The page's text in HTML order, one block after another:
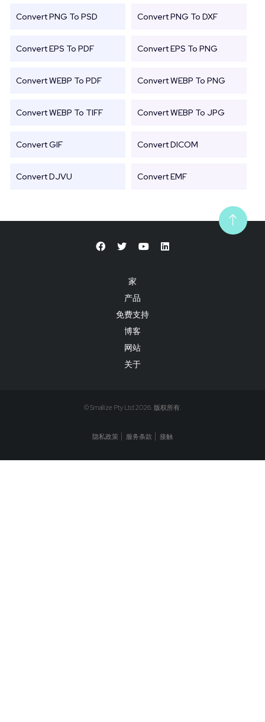
Convert PNG To PSD Convert PNG To DXF
Convert EPS To PDF Convert EPS To PNG
Convert WEBP To PDF Convert WEBP To PNG
Convert WEBP To TIFF Convert WEBP To JPG
Convert GIF Convert DICOM
Convert DJVU Convert EMF
家
产品
免费支持
博客
网站
关于
© Smallize Pty Ltd 2026. 版权所有.
隐私政策 服务条款 接触